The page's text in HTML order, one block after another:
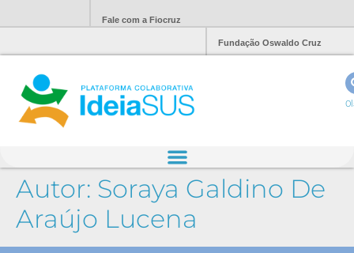
Fale com a Fiocruz
Fundação Oswaldo Cruz
Autor: Soraya Galdino De
Araújo Lucena